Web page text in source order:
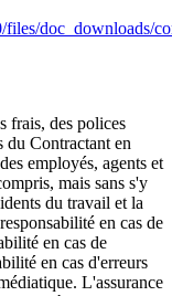
files/doc_downloads/
frais, des polices
du Contractant en
employés, agents et
mais sans s'y
du travail et la
en cas de
en cas de
en cas d'erreurs
L'assurance